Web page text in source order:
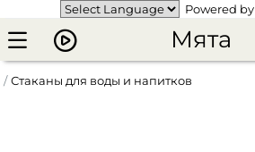
Powered by
Мята
Стаканы для воды и напитков